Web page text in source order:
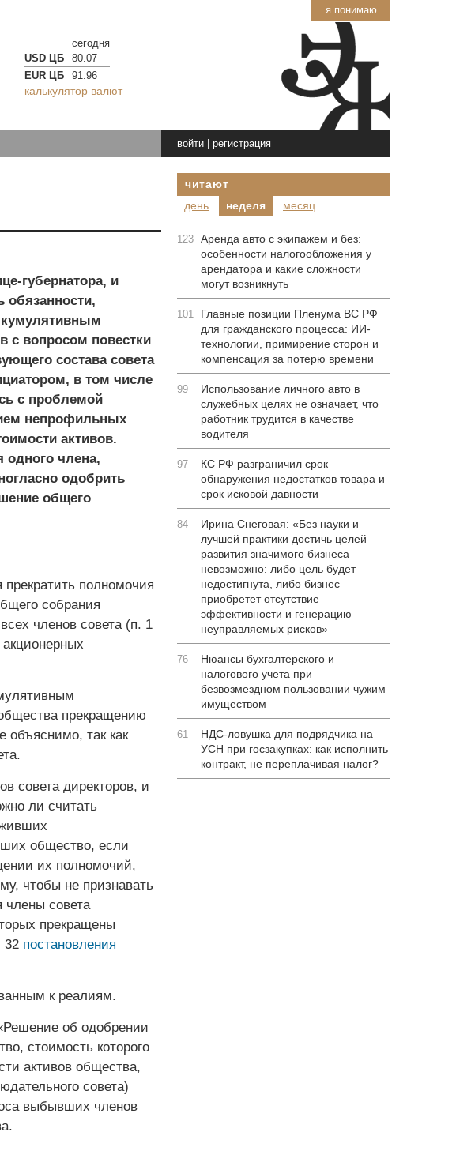
я понимаю
сегодня
USD ЦБ
80.07
EUR ЦБ
91.96
калькулятор валют
войти| регистрация
губернатора, и
обязанности,
кумулятивным
с вопросом повестки
состава совета
в том числе
с проблемой
непрофильных
активов.
одного члена,
одобрить
общего
полномочия
собрания
членов совета (п. 1
прекращению
объяснимо, так как
совета директоров, и
ли считать
общество, если
их полномочий,
чтобы не признавать
совета
прекращены
32 постановления
к реалиям.
об одобрении
стоимость которого
активов общества,
совета)
выбывших членов
читают
день
неделя месяц
123 Аренда авто с экипажем и без:
особенности налогообложения у
арендатора и какие сложности
могут возникнуть
101
Главные позиции Пленума ВС РФ
для гражданского процесса: ИИ-
технологии, примирение сторон и
компенсация за потерю времени
99
Использование личного авто в
служебных целях не означает, что
работник трудится в качестве
водителя
97
КС РФ разграничил срок
обнаружения недостатков товара и
срок исковой давности
84
Ирина Снеговая: «Без науки и
лучшей практики достичь целей
развития значимого бизнеса
невозможно: либо цель будет
недостигнута, либо бизнес
приобретет отсутствие
эффективности и генерацию
неуправляемых рисков»
76
Нюансы бухгалтерского и
налогового учета при
безвозмездном пользовании чужим
имуществом
61
НДС-ловушка для подрядчика на
УСН при госзакупках: как исполнить
контракт, не переплачивая налог?